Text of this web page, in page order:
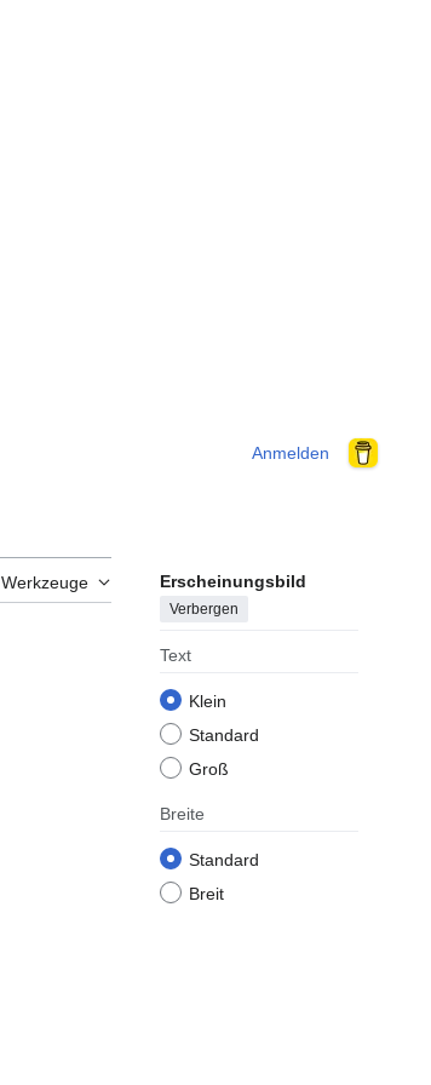
Anmelden
Werkzeuge Erscheinungsbild
Verbergen
Text
Klein
Standard
Groß
Breite
Standard
Breit